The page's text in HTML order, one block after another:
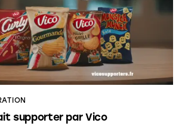
supporter par Vico